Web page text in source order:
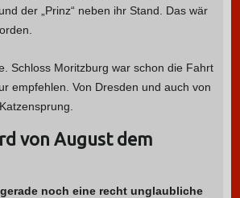
der „Prinz“ neben ihr Stand. Das wär
Schloss Moritzburg war schon die Fahrt
empfehlen. Von Dresden und auch von
von August dem
noch eine recht unglaubliche